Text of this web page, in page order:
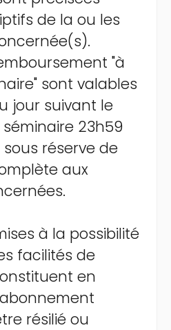
de la ou les
"à
sont valables
jour suivant le
23h59
réserve de
aux
à la possibilité
facilités de
en
résilié ou